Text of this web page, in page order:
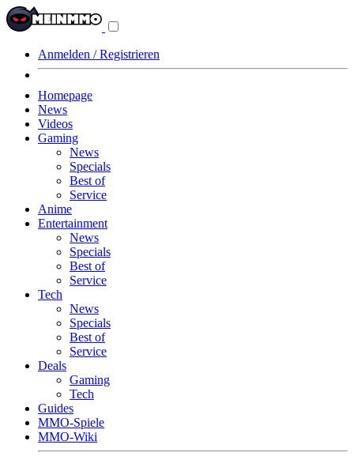
Anmelden / Registrieren
Homepage
News
Videos
Gaming
News
Specials
Best of
Service
Anime
Entertainment
News
Specials
Best of
Service
Tech
News
Specials
Best of
Service
Deals
Gaming
Tech
Guides
MMO-Spiele
MMO-Wiki